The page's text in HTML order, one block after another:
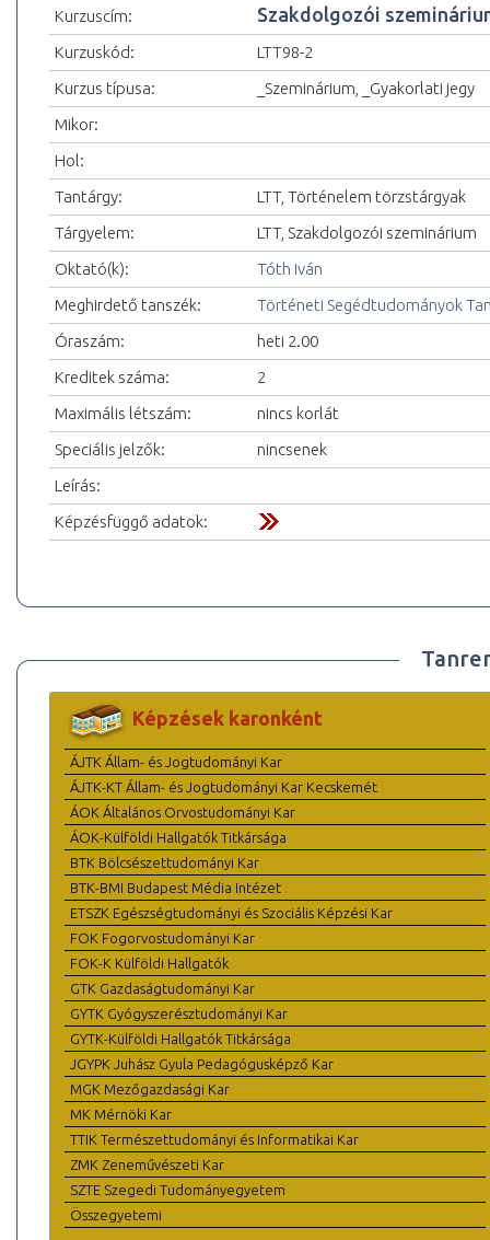
Kurzuscím:
Szakdolgozói
Kurzuskód:
LTT98-2
Kurzus típusa:
_Szeminárium, _Gyakorlati jegy
Mikor:
Hol:
Tantárgy:
LTT, Történelem törzstárgyak
Tárgyelem:
LTT, Szakdolgozói szeminárium
Oktató(k):
Tóth Iván
Meghirdető tanszék:
Történeti Segédtudományok
Óraszám:
heti 2.00
Kreditek száma:
2
Maximális létszám:
nincs korlát
Speciális jelzők:
nincsenek
Leírás:
Képzésfüggő adatok:
Képzések karonként
ÁJTK Állam- és Jogtudományi Kar
ÁJTK-KT Állam- és Jogtudományi Kar Kecskemét
ÁOK Általános Orvostudományi Kar
ÁOK-Külföldi Hallgatók Titkársága
BTK Bölcsészettudományi Kar
BTK-BMI Budapest Média Intézet
ETSZK Egészségtudományi és Szociális Képzési Kar
FOK Fogorvostudományi Kar
FOK-K Külföldi Hallgatók
GTK Gazdaságtudományi Kar
GYTK Gyógyszerésztudományi Kar
GYTK-Külföldi Hallgatók Titkársága
JGYPK Juhász Gyula Pedagógusképző Kar
MGK Mezőgazdasági Kar
MK Mérnöki Kar
TTIK Természettudományi és Informatikai Kar
ZMK Zeneművészeti Kar
SZTE Szegedi Tudományegyetem
Összegyetemi